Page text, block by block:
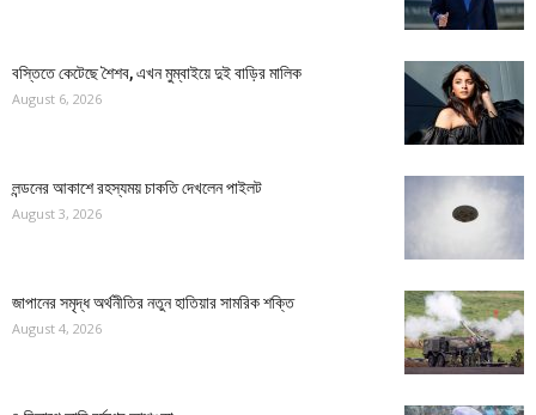
বস্তিতে কেটেছে শৈশব, এখন মুম্বাইয়ে দুই বাড়ির মালিক
August 6, 2026
লন্ডনের আকাশে রহস্যময় চাকতি দেখলেন পাইলট
August 3, 2026
জাপানের সমৃদ্ধ অর্থনীতির নতুন হাতিয়ার সামরিক শক্তি
August 4, 2026